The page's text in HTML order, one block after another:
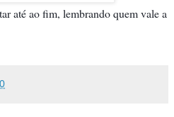
até ao fim, lembrando quem vale a